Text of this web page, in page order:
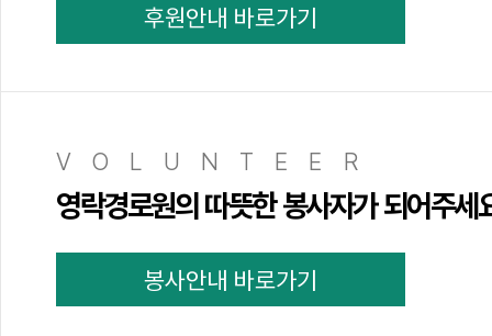
후원안내 바로가기
VOLUNTEER
영락경로원의 따뜻한 봉사자가 되어주세
봉사안내 바로가기